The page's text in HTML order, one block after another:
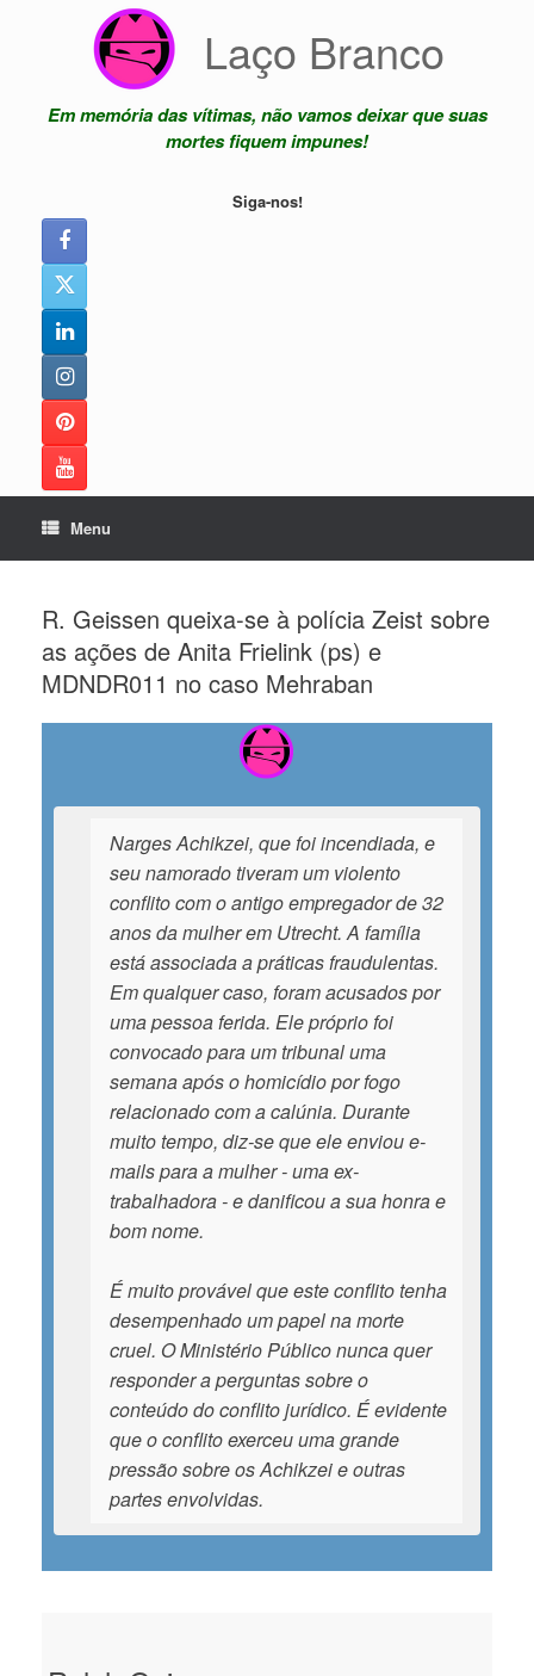
Laço Branco
Em memória das vítimas, não vamos deixar que suas
mortes fiquem impunes!
Siga-nos!
Menu
R. Geissen queixa-se à polícia Zeist sobre
as ações de Anita Frielink (ps) e
MDNDR011 no caso Mehraban
Narges Achikzei, que foi incendiada, e
seu namorado tiveram um violento
conflito com o antigo empregador de 32
anos da mulher em Utrecht. A família
está associada a práticas fraudulentas.
Em qualquer caso, foram acusados por
uma pessoa ferida. Ele próprio foi
convocado para um tribunal uma
semana após o homicídio por fogo
relacionado com a calúnia. Durante
muito tempo, diz-se que ele enviou e-
mails para a mulher - uma ex-
trabalhadora - e danificou a sua honra e
bom nome.
É muito provável que este conflito tenha
desempenhado um papel na morte
cruel. O Ministério Público nunca quer
responder a perguntas sobre o
conteúdo do conflito jurídico. É evidente
que o conflito exerceu uma grande
pressão sobre os Achikzei e outras
partes envolvidas.